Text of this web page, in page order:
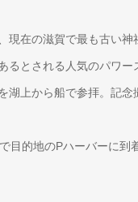
現在の滋賀で最も古い
るとされる人気のパワー
湖上から船で参拝。記念
目的地のPハーバーに到